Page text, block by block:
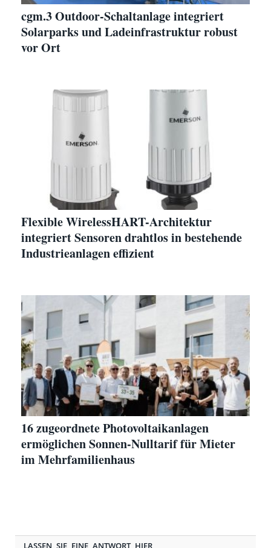
cgm.3 Outdoor-Schaltanlage integriert
Solarparks und Ladeinfrastruktur robust
vor Ort
Flexible WirelessHART-Architektur
integriert Sensoren drahtlos in bestehende
Industrieanlagen effizient
16 zugeordnete Photovoltaikanlagen
ermöglichen Sonnen-Nulltarif für Mieter
im Mehrfamilienhaus
LASSEN SIE EINE ANTWORT HIER